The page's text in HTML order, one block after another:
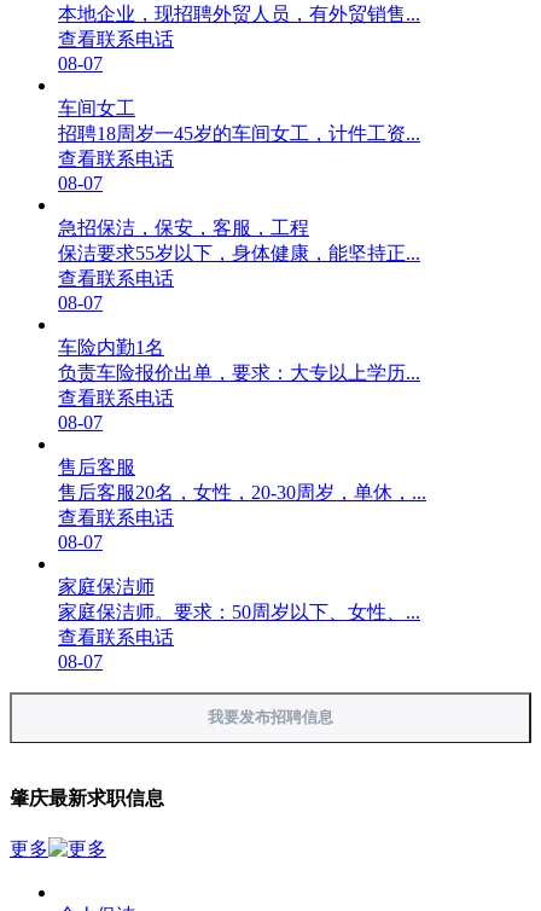
本地企业，现招聘外贸人员，有外贸销售...
查看联系电话
08-07
车间女工
招聘18周岁一45岁的车间女工，计件工资...
查看联系电话
08-07
急招保洁，保安，客服，工程
保洁要求55岁以下，身体健康，能坚持正...
查看联系电话
08-07
车险内勤1名
负责车险报价出单，要求：大专以上学历...
查看联系电话
08-07
售后客服
售后客服20名，女性，20-30周岁，单休，...
查看联系电话
08-07
家庭保洁师
家庭保洁师。要求：50周岁以下、女性、...
查看联系电话
08-07
我要发布招聘信息
肇庆最新求职信息
更多